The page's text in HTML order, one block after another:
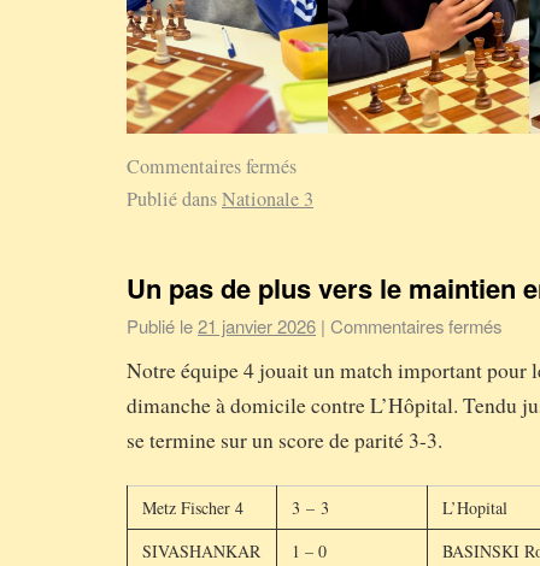
Commentaires fermés
Publié dansNationale 3
Un pas de plus vers le maintien
Publié le21 janvier 2026 | Commentaires fermés
Notre équipe 4 jouait un match important pour
dimanche à domicile contre L’Hôpital. Tendu
se termine sur un score de parité 3-3.
Metz Fischer 4 3 – 3
L’Hopital
SIVASHANKAR
1 – 0 BASINSKI